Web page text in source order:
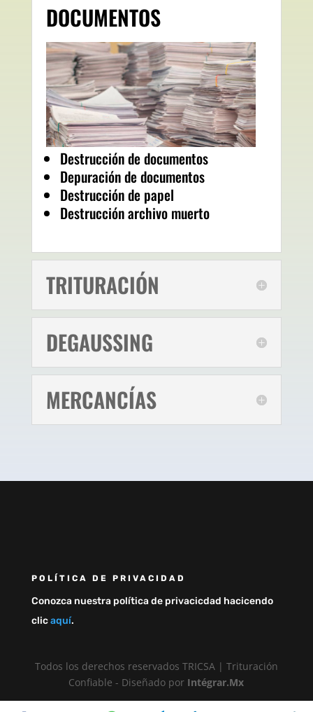
DOCUMENTOS
Destrucción de documentos
Depuración de documentos
Destrucción de papel
Destrucción archivo muerto
TRITURACIÓN
DEGAUSSING
MERCANCÍAS
POLÍTICA DE PRIVACIDAD
Conozca nuestra política de privacicdad hacicendo
clicaquí.
Todos los derechos reservados TRICSA | Trituración
Confiable - Diseñado por Intégrar.Mx